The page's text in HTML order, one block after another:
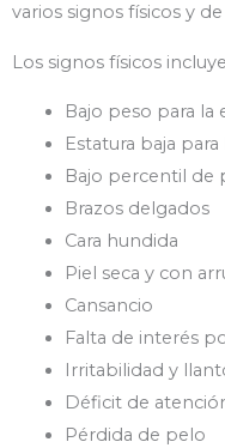
varios signos físicos y
Los signos físicos
Bajo peso para la
Estatura baja para
Bajo percentil de
Brazos delgados
Cara hundida
Piel seca y con
Cansancio
Falta de interés
Irritabilidad y
Déficit de
Pérdida de pelo